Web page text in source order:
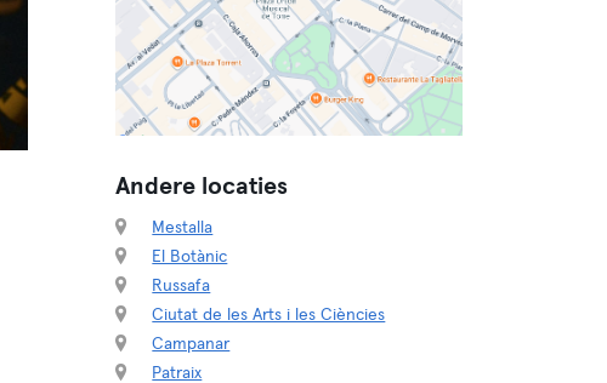
Andere locaties
Mestalla
El Botànic
Russafa
Ciutat de les Arts i les Ciències
Campanar
Patraix